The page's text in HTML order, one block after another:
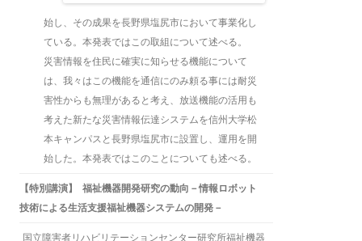
始し、その成果を長野県塩尻市において事業化し
ている。本発表ではこの取組について述べる。
災害情報を住民に確実に知らせる機能について
は、我々はこの機能を通信にのみ頼る事には耐災
害性からも無理があると考え、放送機能の活用も
考えた新たな災害情報伝達システムを信州大学松
本キャンパスと長野県塩尻市に設置し、運用を開
始した。本発表ではこのことについても述べる。
【特別講演】 福祉機器開発研究の動向－情報ロボット
技術による生活支援福祉機器システムの開発－
国立障害者リハビリテーションセンター研究所福祉機器